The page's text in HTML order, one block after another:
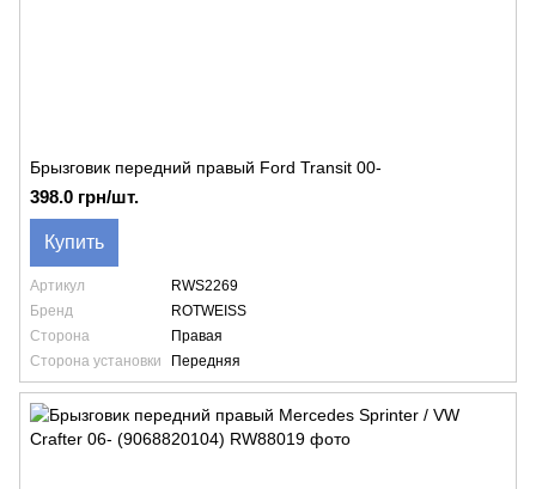
Брызговик передний правый Ford Transit 00-
398.0 грн/шт.
Купить
Артикул
RWS2269
Бренд
ROTWEISS
Сторона
Правая
Сторона установки
Передняя